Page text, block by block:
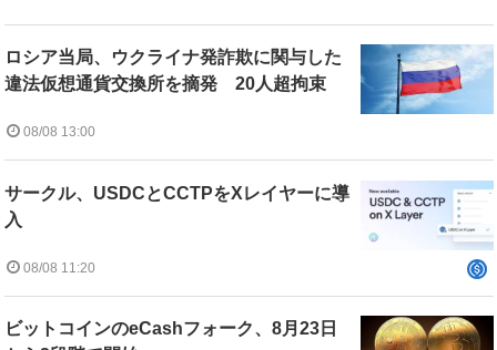
ロシア当局、ウクライナ発詐欺に関与した
違法仮想通貨交換所を摘発 20人超拘束
08/08 13:00
サークル、USDCとCCTPをXレイヤーに導
入
08/08 11:20
ビットコインのeCashフォーク、8月23日